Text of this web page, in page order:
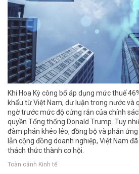
Khi Hoa Kỳ công bố áp dụng mức thuế
khẩu từ Việt Nam, dư luận trong nước và
ngờ trước mức độ cứng rắn của chính
quyền Tổng thống Donald Trump. Tuy
đàm phán khéo léo, đồng bộ và phản
lẫn cộng đồng doanh nghiệp, Việt Nam
thách thức thành cơ hội.
Toàn cảnh Kinh tế